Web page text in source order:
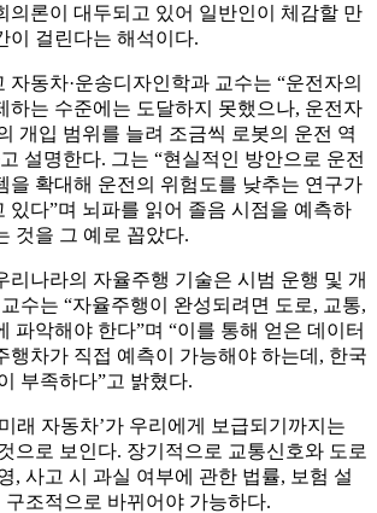
의론이 대두되고 있어 일반인이 체감할 만
이 걸린다는 해석이다.
자동차·운송디자인학과 교수는 “운전자의
하는 수준에는 도달하지 못했으나, 운전자
개입 범위를 늘려 조금씩 로봇의 운전 역
설명한다. 그는 “현실적인 방안으로 운전
을 확대해 운전의 위험도를 낮추는 연구가
있다”며 뇌파를 읽어 졸음 시점을 예측하
것을 그 예로 꼽았다.
리나라의 자율주행 기술은 시범 운행 및 개
수는 “자율주행이 완성되려면 도로, 교통,
파악해야 한다”며 “이를 통해 얻은 데이터
행차가 직접 예측이 가능해야 하는데, 한국
부족하다”고 밝혔다.
래 자동차’가 우리에게 보급되기까지는
으로 보인다. 장기적으로 교통신호와 도로
, 사고 시 과실 여부에 관한 법률, 보험 설
조적으로 바뀌어야 가능하다.